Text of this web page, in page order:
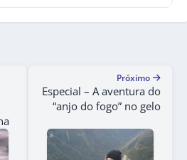
Próximo
Especial – A aventura do
“anjo do fogo” no gelo